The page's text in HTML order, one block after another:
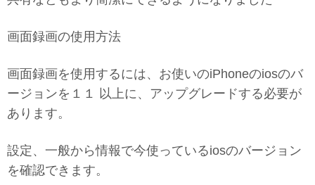
画面録画の使用方法
画面録画を使用するには、お使いのiPhoneのiosのバ
ージョンを１１ 以上に、アップグレードする必要が
あります。
設定、一般から情報で今使っているiosのバージョン
を確認できます。